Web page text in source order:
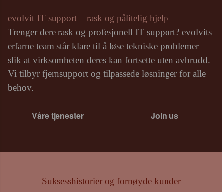
evolvit IT support – rask og pålitelig hjelp
Trenger dere rask og profesjonell IT support? evolvits
erfarne team står klare til å løse tekniske problemer
slik at virksomheten deres kan fortsette uten avbrudd.
Vi tilbyr fjernsupport og tilpassede løsninger for alle
behov.
Våre tjenester Join us
Suksesshistorier og fornøyde kunder